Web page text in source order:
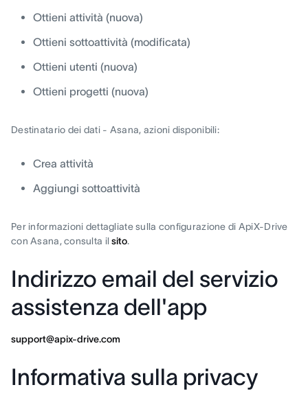
Ottieni attività (nuova)
Ottieni sottoattività (modificata)
Ottieni utenti (nuova)
Ottieni progetti (nuova)
Destinatario dei dati - Asana, azioni disponibili:
Crea attività
Aggiungi sottoattività
Per informazioni dettagliate sulla configurazione di ApiX-Drive
con Asana, consulta ilsito.
Indirizzo email del servizio
assistenza dell'app
support@apix-drive.com
Informativa sulla privacy